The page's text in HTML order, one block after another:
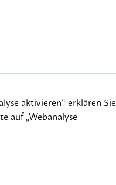
aktivieren‟ erklären Sie
auf „Webanalyse